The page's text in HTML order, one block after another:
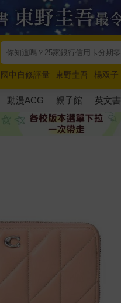
國中自修評量 東野圭吾 楊双子
唯紅花綻放
奧德賽 路邊攤新作
動漫ACG 親子館 英文書